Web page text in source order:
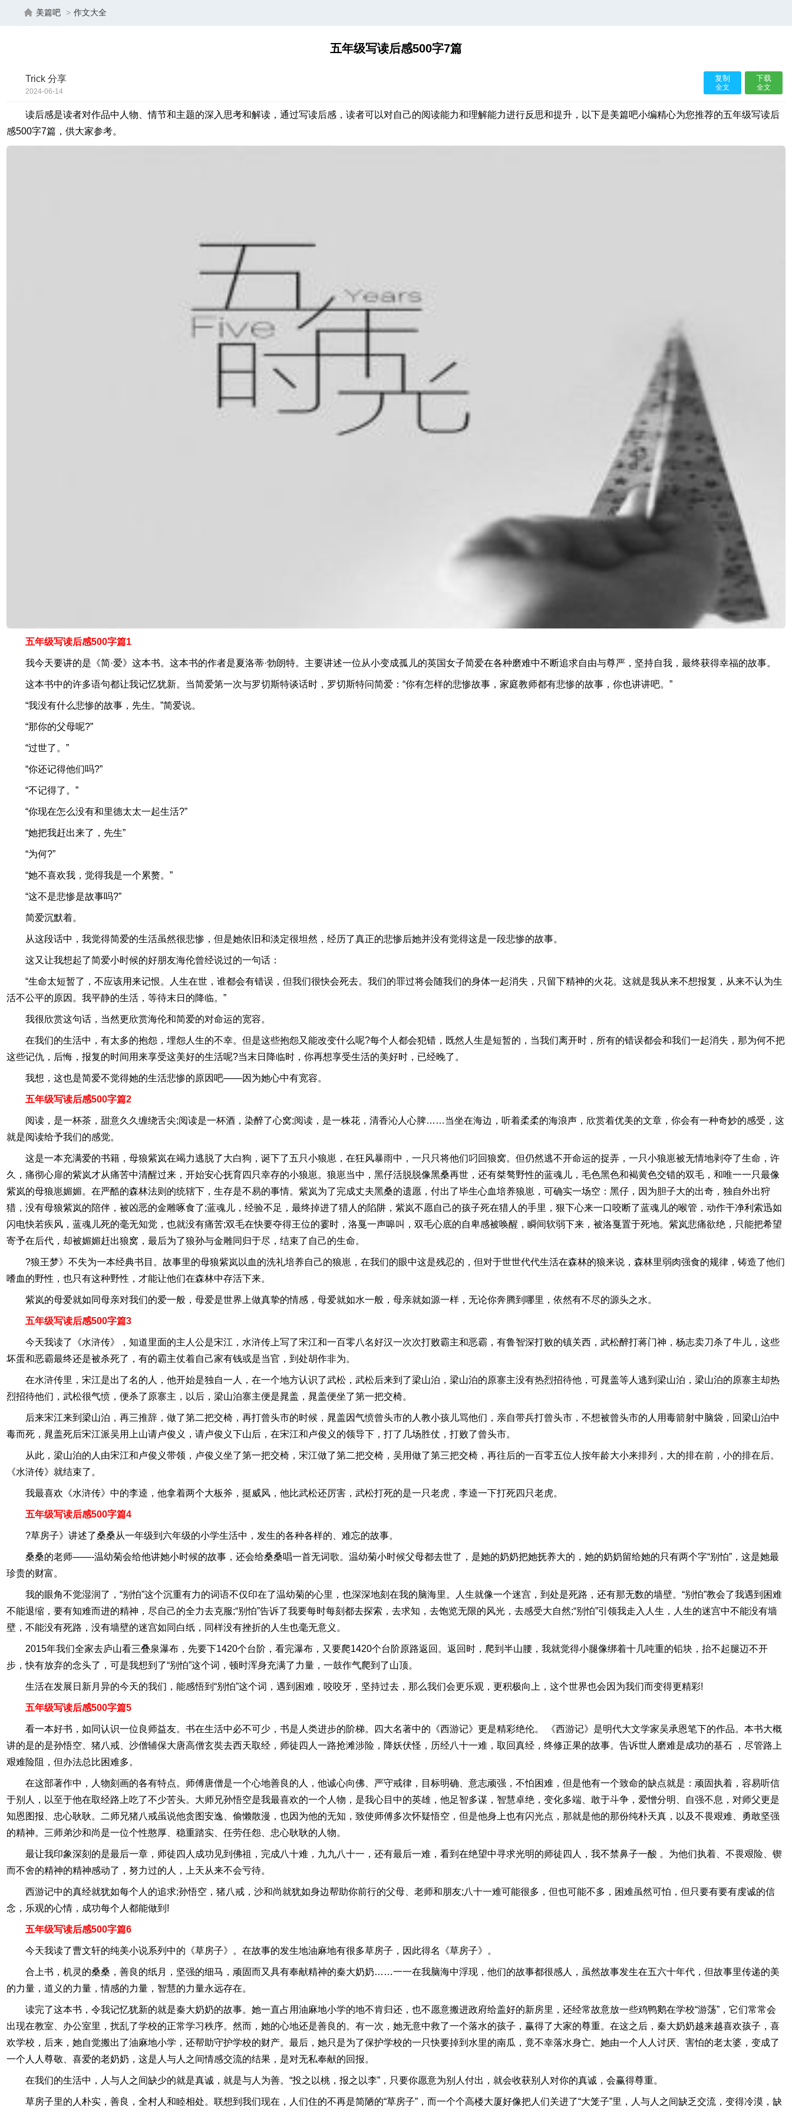
美篇吧 > 作文大全
五年级写读后感500字7篇
Trick 分享
2024-06-14
复制
全文
下载
全文
读后感是读者对作品中人物、情节和主题的深入思考和解读，通过写读后感，读者可以对自己的阅读能力和理解能力进行反思和提升，以下是美篇吧小编精心为您推荐的五年级写读后
感500字7篇，供大家参考。
五年级写读后感500字篇1
我今天要讲的是《简·爱》这本书。这本书的作者是夏洛蒂·勃朗特。主要讲述一位从小变成孤儿的英国女子简爱在各种磨难中不断追求自由与尊严，坚持自我，最终获得幸福的故事。
这本书中的许多语句都让我记忆犹新。当简爱第一次与罗切斯特谈话时，罗切斯特问简爱：“你有怎样的悲惨故事，家庭教师都有悲惨的故事，你也讲讲吧。”
“我没有什么悲惨的故事，先生。”简爱说。
“那你的父母呢?”
“过世了。”
“你还记得他们吗?”
“不记得了。”
“你现在怎么没有和里德太太一起生活?”
“她把我赶出来了，先生”
“为何?”
“她不喜欢我，觉得我是一个累赘。”
“这不是悲惨是故事吗?”
简爱沉默着。
从这段话中，我觉得简爱的生活虽然很悲惨，但是她依旧和淡定很坦然，经历了真正的悲惨后她并没有觉得这是一段悲惨的故事。
这又让我想起了简爱小时候的好朋友海伦曾经说过的一句话：
“生命太短暂了，不应该用来记恨。人生在世，谁都会有错误，但我们很快会死去。我们的罪过将会随我们的身体一起消失，只留下精神的火花。这就是我从来不想报复，从来不认为生
活不公平的原因。我平静的生活，等待末日的降临。”
我很欣赏这句话，当然更欣赏海伦和简爱的对命运的宽容。
在我们的生活中，有太多的抱怨，埋怨人生的不幸。但是这些抱怨又能改变什么呢?每个人都会犯错，既然人生是短暂的，当我们离开时，所有的错误都会和我们一起消失，那为何不把
这些记仇，后悔，报复的时间用来享受这美好的生活呢?当末日降临时，你再想享受生活的美好时，已经晚了。
我想，这也是简爱不觉得她的生活悲惨的原因吧——因为她心中有宽容。
五年级写读后感500字篇2
阅读，是一杯茶，甜意久久缠绕舌尖;阅读是一杯酒，染醉了心窝;阅读，是一株花，清香沁人心脾……当坐在海边，听着柔柔的海浪声，欣赏着优美的文章，你会有一种奇妙的感受，这
就是阅读给予我们的感觉。
这是一本充满爱的书籍，母狼紫岚在竭力逃脱了大白狗，诞下了五只小狼崽，在狂风暴雨中，一只只将他们叼回狼窝。但仍然逃不开命运的捉弄，一只小狼崽被无情地剥夺了生命，许
久，痛彻心扉的紫岚才从痛苦中清醒过来，开始安心抚育四只幸存的小狼崽。狼崽当中，黑仔活脱脱像黑桑再世，还有桀骜野性的蓝魂儿，毛色黑色和褐黄色交错的双毛，和唯一一只最像
紫岚的母狼崽媚媚。在严酷的森林法则的统辖下，生存是不易的事情。紫岚为了完成丈夫黑桑的遗愿，付出了毕生心血培养狼崽，可确实一场空：黑仔，因为胆子大的出奇，独自外出狩
猎，没有母狼紫岚的陪伴，被凶恶的金雕啄食了;蓝魂儿，经验不足，最终掉进了猎人的陷阱，紫岚不愿自己的孩子死在猎人的手里，狠下心来一口咬断了蓝魂儿的喉管，动作干净利索迅如
闪电快若疾风，蓝魂儿死的毫无知觉，也就没有痛苦;双毛在快要夺得王位的霎时，洛戛一声嗥叫，双毛心底的自卑感被唤醒，瞬间软弱下来，被洛戛置于死地。紫岚悲痛欲绝，只能把希望
寄予在后代，却被媚媚赶出狼窝，最后为了狼孙与金雕同归于尽，结束了自己的生命。
?狼王梦》不失为一本经典书目。故事里的母狼紫岚以血的洗礼培养自己的狼崽，在我们的眼中这是残忍的，但对于世世代代生活在森林的狼来说，森林里弱肉强食的规律，铸造了他们
嗜血的野性，也只有这种野性，才能让他们在森林中存活下来。
紫岚的母爱就如同母亲对我们的爱一般，母爱是世界上做真挚的情感，母爱就如水一般，母亲就如源一样，无论你奔腾到哪里，依然有不尽的源头之水。
五年级写读后感500字篇3
今天我读了《水浒传》，知道里面的主人公是宋江，水浒传上写了宋江和一百零八名好汉一次次打败霸主和恶霸，有鲁智深打败的镇关西，武松醉打蒋门神，杨志卖刀杀了牛儿，这些
坏蛋和恶霸最终还是被杀死了，有的霸主仗着自己家有钱或是当官，到处胡作非为。
在水浒传里，宋江是出了名的人，他开始是独自一人，在一个地方认识了武松，武松后来到了梁山泊，梁山泊的原寨主没有热烈招待他，可晁盖等人逃到梁山泊，梁山泊的原寨主却热
烈招待他们，武松很气愤，便杀了原寨主，以后，梁山泊寨主便是晁盖，晁盖便坐了第一把交椅。
后来宋江来到梁山泊，再三推辞，做了第二把交椅，再打曾头市的时候，晁盖因气愤曾头市的人教小孩儿骂他们，亲自带兵打曾头市，不想被曾头市的人用毒箭射中脑袋，回梁山泊中
毒而死，晁盖死后宋江派吴用上山请卢俊义，请卢俊义下山后，在宋江和卢俊义的领导下，打了几场胜仗，打败了曾头市。
从此，梁山泊的人由宋江和卢俊义带领，卢俊义坐了第一把交椅，宋江做了第二把交椅，吴用做了第三把交椅，再往后的一百零五位人按年龄大小来排列，大的排在前，小的排在后。
《水浒传》就结束了。
我最喜欢《水浒传》中的李逵，他拿着两个大板斧，挺威风，他比武松还厉害，武松打死的是一只老虎，李逵一下打死四只老虎。
五年级写读后感500字篇4
?草房子》讲述了桑桑从一年级到六年级的小学生活中，发生的各种各样的、难忘的故事。
桑桑的老师——-温幼菊会给他讲她小时候的故事，还会给桑桑唱一首无词歌。温幼菊小时候父母都去世了，是她的奶奶把她抚养大的，她的奶奶留给她的只有两个字“别怕”，这是她最
珍贵的财富。
我的眼角不觉湿润了，“别怕”这个沉重有力的词语不仅印在了温幼菊的心里，也深深地刻在我的脑海里。人生就像一个迷宫，到处是死路，还有那无数的墙壁。“别怕”教会了我遇到困难
不能退缩，要有知难而进的精神，尽自己的全力去克服;“别怕”告诉了我要每时每刻都去探索，去求知，去饱览无限的风光，去感受大自然;“别怕”引领我走入人生，人生的迷宫中不能没有墙
壁，不能没有死路，没有墙壁的迷宫如同白纸，同样没有挫折的人生也毫无意义。
2015年我们全家去庐山看三叠泉瀑布，先要下1420个台阶，看完瀑布，又要爬1420个台阶原路返回。返回时，爬到半山腰，我就觉得小腿像绑着十几吨重的铅块，抬不起腿迈不开
步，快有放弃的念头了，可是我想到了“别怕”这个词，顿时浑身充满了力量，一鼓作气爬到了山顶。
生活在发展日新月异的今天的我们，能感悟到“别怕”这个词，遇到困难，咬咬牙，坚持过去，那么我们会更乐观，更积极向上，这个世界也会因为我们而变得更精彩!
五年级写读后感500字篇5
看一本好书，如同认识一位良师益友。书在生活中必不可少，书是人类进步的阶梯。四大名著中的《西游记》更是精彩绝伦。 《西游记》是明代大文学家吴承恩笔下的作品。本书大概
讲的是的是孙悟空、猪八戒、沙僧辅保大唐高僧玄奘去西天取经，师徒四人一路抢滩涉险，降妖伏怪，历经八十一难，取回真经，终修正果的故事。告诉世人磨难是成功的基石 ，尽管路上
艰难险阻，但办法总比困难多。
在这部著作中，人物刻画的各有特点。师傅唐僧是一个心地善良的人，他诚心向佛、严守戒律，目标明确、意志顽强，不怕困难，但是他有一个致命的缺点就是：顽固执着，容易听信
于别人，以至于他在取经路上吃了不少苦头。大师兄孙悟空是我最喜欢的一个人物，是我心目中的英雄，他足智多谋，智慧卓绝，变化多端、敢于斗争，爱憎分明、自强不息，对师父更是
知恩图报、忠心耿耿。二师兄猪八戒虽说他贪图安逸、偷懒散漫，也因为他的无知，致使师傅多次怀疑悟空，但是他身上也有闪光点，那就是他的那份纯朴天真，以及不畏艰难、勇敢坚强
的精神。三师弟沙和尚是一位个性憨厚、稳重踏实、任劳任怨、忠心耿耿的人物。
最让我印象深刻的是最后一章，师徒四人成功见到佛祖，完成八十难，九九八十一，还有最后一难，看到在绝望中寻求光明的师徒四人，我不禁鼻子一酸 。为他们执着、不畏艰险、锲
而不舍的精神的精神感动了，努力过的人，上天从来不会亏待。
西游记中的真经就犹如每个人的追求;孙悟空，猪八戒，沙和尚就犹如身边帮助你前行的父母、老师和朋友;八十一难可能很多，但也可能不多，困难虽然可怕，但只要有要有虔诚的信
念，乐观的心情，成功每个人都能做到!
五年级写读后感500字篇6
今天我读了曹文轩的纯美小说系列中的《草房子》。在故事的发生地油麻地有很多草房子，因此得名《草房子》。
合上书，机灵的桑桑，善良的纸月，坚强的细马，顽固而又具有奉献精神的秦大奶奶……一一在我脑海中浮现，他们的故事都很感人，虽然故事发生在五六十年代，但故事里传递的美
的力量，道义的力量，情感的力量，智慧的力量永远存在。
读完了这本书，令我记忆犹新的就是秦大奶奶的故事。她一直占用油麻地小学的地不肯归还，也不愿意搬进政府给盖好的新房里，还经常故意放一些鸡鸭鹅在学校“游荡”，它们常常会
出现在教室、办公室里，扰乱了学校的正常学习秩序。然而，她的心地还是善良的。有一次，她无意中救了一个落水的孩子，赢得了大家的尊重。在这之后，秦大奶奶越来越喜欢孩子，喜
欢学校，后来，她自觉搬出了油麻地小学，还帮助守护学校的财产。最后，她只是为了保护学校的一只快要掉到水里的南瓜，竟不幸落水身亡。她由一个人人讨厌、害怕的老太婆，变成了
一个人人尊敬、喜爱的老奶奶，这是人与人之间情感交流的结果，是对无私奉献的回报。
在我们的生活中，人与人之间缺少的就是真诚，就是与人为善。“投之以桃，报之以李”，只要你愿意为别人付出，就会收获别人对你的真诚，会赢得尊重。
草房子里的人朴实，善良，全村人和睦相处。联想到我们现在，人们住的不再是简陋的“草房子”，而一个个高楼大厦好像把人们关进了“大笼子”里，人与人之间缺乏交流，变得冷漠，缺